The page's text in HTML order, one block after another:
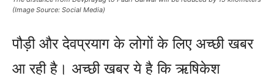
(Image Source: Social Media)
पौड़ी और देवप्रयाग के लोगों के लिए अच्छी खबर
आ रही है। अच्छी खबर ये है कि ऋषिकेश